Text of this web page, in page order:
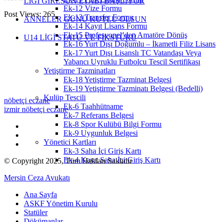
ANNELER GÜNÜ KUTLU OLSUN
U14 LİGİ STATÜ VE FİKSTÜRÜ
Ek-12 Vize Formu
Ek-13 Transfer Formu
Ek-14 Kayıt Lisans Formu
Ek-15 Profesyonel’den Amatöre Dönüş
Ek-16 Yurt Dışı Doğumlu – İkametli Filiz Lisans
Ek-17 Yurt Dışı Lisanslı TC Vatandaşı Veya
Yabancı Uyruklu Futbolcu Tescil Sertifikası
Yetiştirme Tazminatları
Ek-18 Yetiştirme Tazminat Belgesi
Ek-19 Yetiştirme Tazminatı Belgesi (Bedelli)
Kulüp Tescili
Ek-6 Taahhütname
Ek-7 Referans Belgesi
Ek-8 Spor Kulübü Bilgi Formu
Ek-9 Uygunluk Belgesi
Yönetici Kartları
Ek-3 Saha İçi Giriş Kartı
Ek-4 Kayıt Saha İçi Giriş Kartı
Post Views: 265
nöbetçi eczane
izmir nöbetçi eczane
© Copyright 2025, Tüm Hakları Saklıdır
Mersin Ceza Avukatı
Ana Sayfa
ASKF Yönetim Kurulu
Statüler